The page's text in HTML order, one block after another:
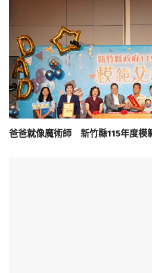
爸爸就像魔術師 新竹縣115年度模